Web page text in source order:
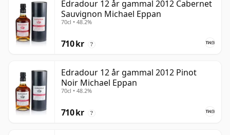
Edradour 12 år gammal 2012 Cabernet
Sauvignon Michael Eppan
70cl • 48.2%
710 kr ?
Edradour 12 år gammal 2012 Pinot
Noir Michael Eppan
70cl • 48.2%
710 kr ?